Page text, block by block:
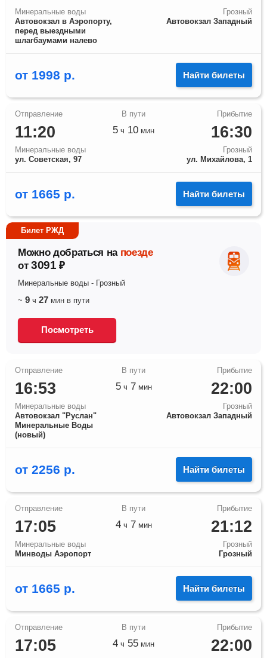
Минеральные воды
Автовокзал в Аэропорту,
перед выездными
шлагбаумами налево
Грозный
Автовокзал Западный
от 1998 р. Найти билеты
11:20
Минеральные воды
ул. Советская, 97
16:30
Грозный
ул. Михайлова, 1
5 ч 10 мин
от 1665 р. Найти билеты
Билет РЖД
Можно добраться на поезде
от 3091 ₽
Минеральные воды - Грозный
~ 9 ч 27 мин в пути
Посмотреть
16:53
Минеральные воды
Автовокзал "Руслан"
Минеральные Воды
(новый)
22:00
Грозный
Автовокзал Западный
5ч 7 мин
от 2256 р. Найти билеты
17:05
Минеральные воды
Минводы Аэропорт
21:12
Грозный
Грозный
4ч 7 мин
от 1665 р. Найти билеты
17:05 22:00
4 ч 55 мин